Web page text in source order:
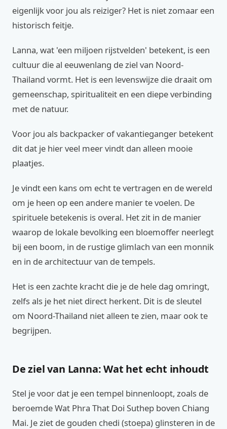
eigenlijk voor jou als reiziger? Het is niet zomaar een
historisch feitje.
Lanna, wat 'een miljoen rijstvelden' betekent, is een
cultuur die al eeuwenlang de ziel van Noord-
Thailand vormt. Het is een levenswijze die draait om
gemeenschap, spiritualiteit en een diepe verbinding
met de natuur.
Voor jou als backpacker of vakantieganger betekent
dit dat je hier veel meer vindt dan alleen mooie
plaatjes.
Je vindt een kans om echt te vertragen en de wereld
om je heen op een andere manier te voelen. De
spirituele betekenis is overal. Het zit in de manier
waarop de lokale bevolking een bloemoffer neerlegt
bij een boom, in de rustige glimlach van een monnik
en in de architectuur van de tempels.
Het is een zachte kracht die je de hele dag omringt,
zelfs als je het niet direct herkent. Dit is de sleutel
om Noord-Thailand niet alleen te zien, maar ook te
begrijpen.
De ziel van Lanna: Wat het echt inhoudt
Stel je voor dat je een tempel binnenloopt, zoals de
beroemde Wat Phra That Doi Suthep boven Chiang
Mai. Je ziet de gouden chedi (stoepa) glinsteren in de